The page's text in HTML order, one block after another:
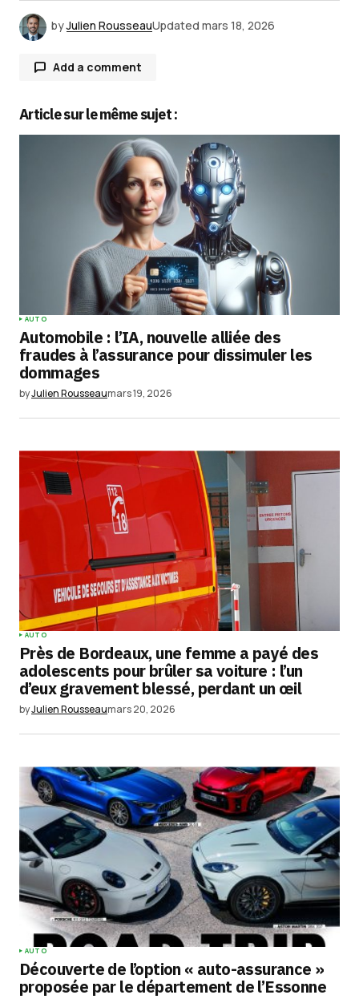
byJulien RousseauUpdated mars 18, 2026
Add a comment
Votre adresse e-mail ne sera pas publiée.Les
champs obligatoires sont indiqués avec
*
Your Name*
Your E-mail *
Enregistrer mon nom, mon e-mail et mon
site dans le navigateur pour mon prochain
Submit Comment
Article sur le même sujet :
AUTO
Automobile : l’IA, nouvelle alliée des
fraudes à l’assurance pour dissimuler les
dommages
byJulien Rousseaumars 19, 2026
AUTO
Près de Bordeaux, une femme a payé des
adolescents pour brûler sa voiture : l’un
d’eux gravement blessé, perdant un œil
byJulien Rousseaumars 20, 2026
AUTO
Découverte de l’option « auto-assurance »
proposée par le département de l’Essonne